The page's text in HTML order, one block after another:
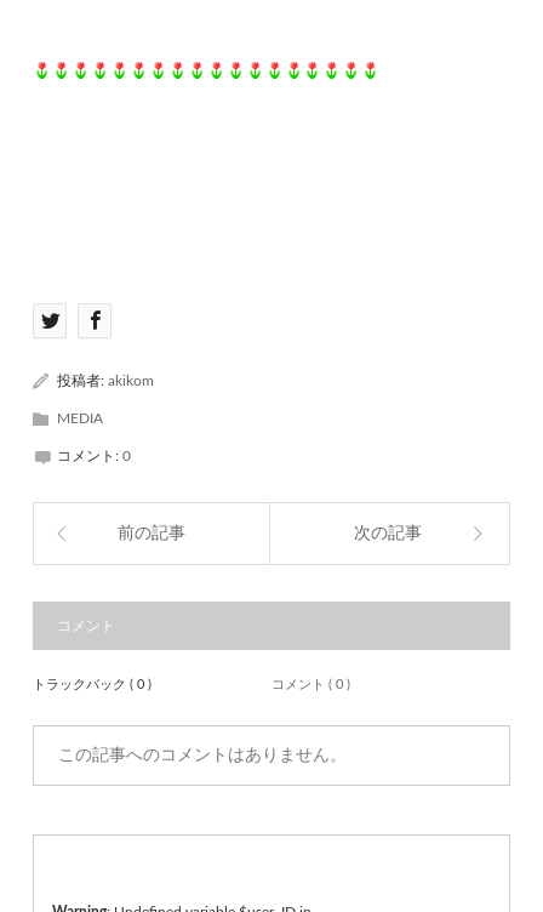
投稿者:akikom
MEDIA
コメント:0
前の記事 次の記事
コメント
トラックバック ( 0 ) コメント ( 0 )
この記事へのコメントはありません。